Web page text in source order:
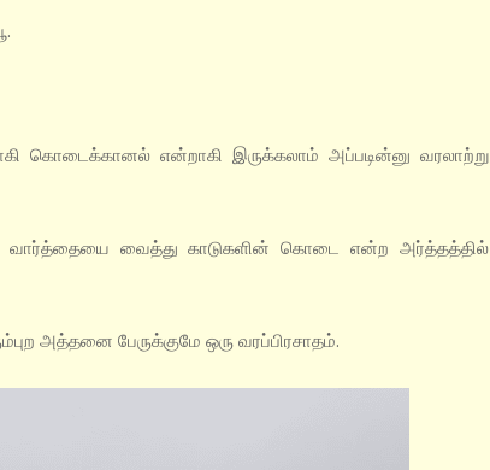
என்றாகி இருக்கலாம் அப்படின்னு வரலாற்று
வைத்து காடுகளின் கொடை என்ற அர்த்தத்தில்
அத்தனை பேருக்குமே ஒரு வரப்பிரசாதம்.